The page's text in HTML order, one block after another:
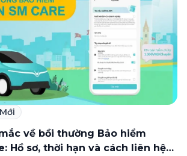
Mới
về bồi thường Bảo hiểm
Hồ sơ, thời hạn và cách liên hệ